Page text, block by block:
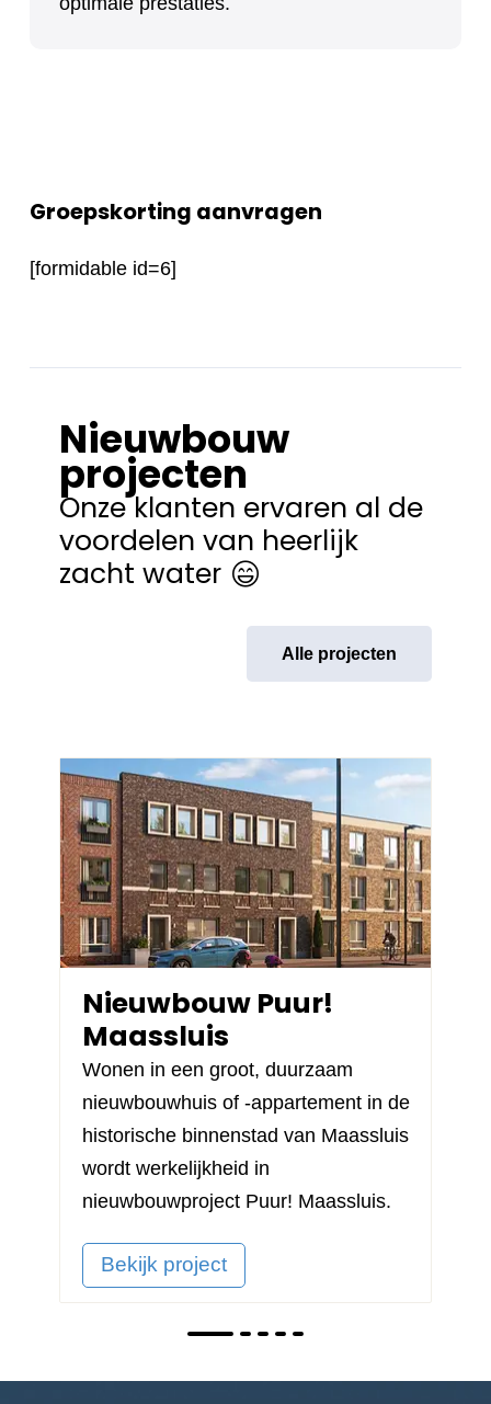
Groepskorting aanvragen
[formidable id=6]
Nieuwbouw
projecten
Onze klanten ervaren al de
voordelen van heerlijk
zacht water
Alle projecten
Nieuwbouw Puur!
Maassluis
Wonen in een groot, duurzaam
nieuwbouwhuis of -appartement in de
historische binnenstad van Maassluis
wordt werkelijkheid in
nieuwbouwproject Puur! Maassluis.
Bekijk project